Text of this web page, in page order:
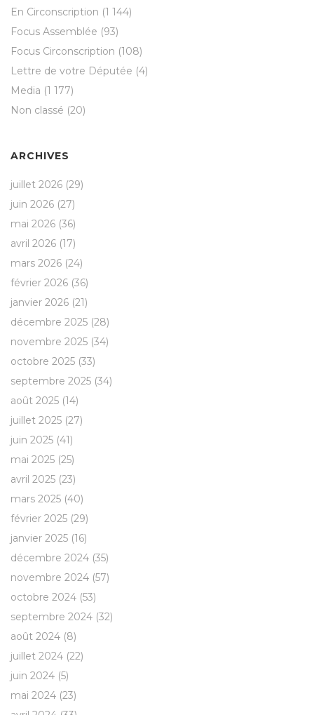
En Circonscription (1 144)
Focus Assemblée (93)
Focus Circonscription (108)
Lettre de votre Députée (4)
Media (1 177)
Non classé (20)
ARCHIVES
juillet 2026 (29)
juin 2026 (27)
mai 2026 (36)
avril 2026 (17)
mars 2026 (24)
février 2026 (36)
janvier 2026 (21)
décembre 2025 (28)
novembre 2025 (34)
octobre 2025 (33)
septembre 2025 (34)
août 2025 (14)
juillet 2025 (27)
juin 2025 (41)
mai 2025 (25)
avril 2025 (23)
mars 2025 (40)
février 2025 (29)
janvier 2025 (16)
décembre 2024 (35)
novembre 2024 (57)
octobre 2024 (53)
septembre 2024 (32)
août 2024 (8)
juillet 2024 (22)
juin 2024 (5)
mai 2024 (23)